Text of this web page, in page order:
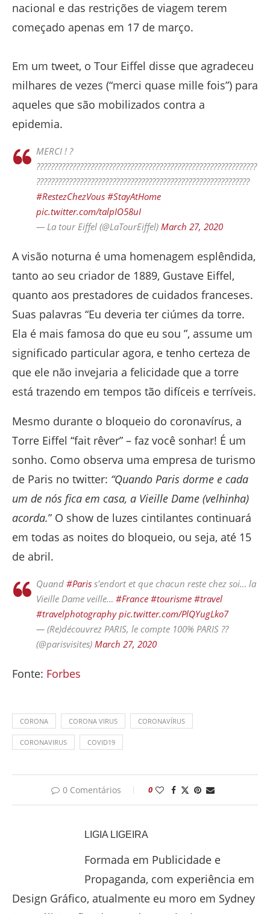
nacional e das restrições de viagem terem
começado apenas em 17 de março.
Em um tweet, o Tour Eiffel disse que agradeceu
milhares de vezes (“merci quase mille fois”) para
aqueles que são mobilizados contra a
epidemia.
MERCI ! ?
?????????????????????????????????????????????????????????????
???????????????????????????????????????????????????????????
#RestezChezVous #StayAtHome
pic.twitter.com/talpIO58uI
— La tour Eiffel (@LaTourEiffel) March 27, 2020
A visão noturna é uma homenagem esplêndida,
tanto ao seu criador de 1889, Gustave Eiffel,
quanto aos prestadores de cuidados franceses.
Suas palavras “Eu deveria ter ciúmes da torre.
Ela é mais famosa do que eu sou ”, assume um
significado particular agora, e tenho certeza de
que ele não invejaria a felicidade que a torre
está trazendo em tempos tão difíceis e terríveis.
Mesmo durante o bloqueio do coronavírus, a
Torre Eiffel “fait rêver” – faz você sonhar! É um
sonho. Como observa uma empresa de turismo
de Paris no twitter: “Quando Paris dorme e cada
um de nós fica em casa, a Vieille Dame (velhinha)
acorda.” O show de luzes cintilantes continuará
em todas as noites do bloqueio, ou seja, até 15
de abril.
Quand #Paris s'endort et que chacun reste chez soi… la
Vieille Dame veille… #France #tourisme #travel
#travelphotography pic.twitter.com/PlQYugLko7
— (Re)découvrez PARIS, le compte 100% PARIS ??
(@parisvisites) March 27, 2020
Fonte: Forbes
CORONA CORONA VIRUS CORONAVÍRUS
CORONAVIRUS COVID19
0 Comentários 0
LIGIA LIGEIRA
Formada em Publicidade e
Propaganda, com experiência em
Design Gráfico, atualmente eu moro em Sydney